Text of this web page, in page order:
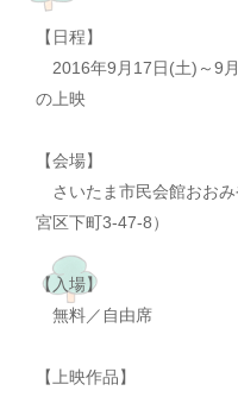
【日程】
2016年9月17日(土)～9
の上映
【会場】
さいたま市民会館おお
宮区下町3-47-8）
【入場】
無料／自由席
【上映作品】